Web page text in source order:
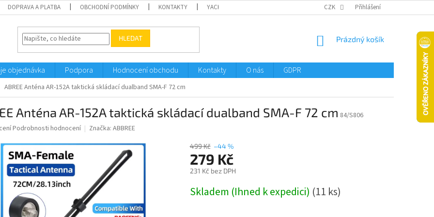
DOPRAVA A PLATBA OBCHODNÍ PODMÍNKY KONTAKTY YACHTMENI CZK Přihlášení
HLEDAT
NÁKUPNÍ
Prázdný košík
objednávka Podpora Hodnocení obchodu Kontakty O nás GDPR
ABREE Anténa AR-152A taktická skládací dualband SMA-F 72 cm
Anténa AR-152A taktická skládací dualband SMA-F 72 cm 84/S806
Podrobnosti hodnocení Značka: ABBREE
499 Kč –44 %
279 Kč
231 Kč bez DPH
cena:
Skladem (Ihned k expedici) (11 ks)